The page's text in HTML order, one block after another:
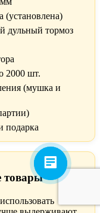
(установлена)
дульный тормоз
2000 шт.
(мушка и
подарка
товары